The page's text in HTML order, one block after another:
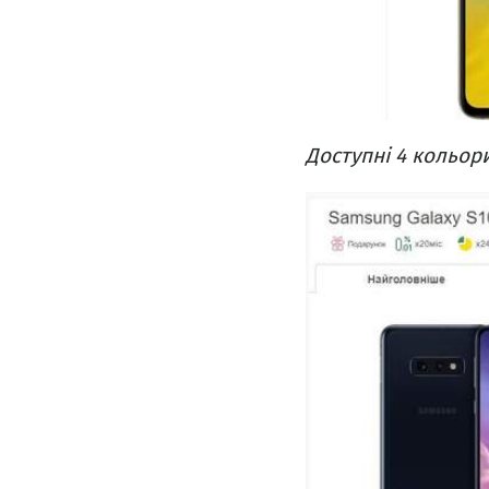
Доступні 4